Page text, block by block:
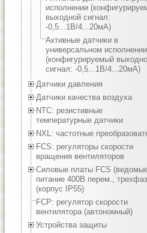
исполнении
выходной сигнал:
-0,5...1В/4...20мА)
Активные датчики в
универсальном исполнении
(конфигурируемый
сигнал: -0,5...1В/4...20мА)
Датчики давления
Датчики качества воздуха
NTC: резистивные
температурные датчики
NXL: частотные
FCS: регуляторы скорости
вращения вентиляторов
Силовые платы FCS
питание 400В перем.,
(корпус IP55)
FCP: регулятор скорости
вентилятора (автономный)
Устройства защиты